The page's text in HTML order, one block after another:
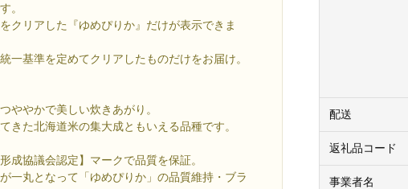
。
クリアした『ゆめぴりか』だけが表示できま
一基準を定めてクリアしたものだけをお届け。
ややかで美しい炊きあがり。
きた北海道米の集大成ともいえる品種です。
成協議会認定】マークで品質を保証。
一丸となって「ゆめぴりか」の品質維持・ブラ
配送
返礼品コード
事業者名